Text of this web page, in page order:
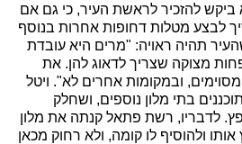
ביקש להזכיר לראשת העיר, כי גם אם
לבצע מטלות דחופות אחרות בנוסף
תהיה ראויה: "מרים היא עובדת
מצוקה שצריך לדאוג להן. את
ובמקומות אחרים לא". ויטל
בתי מלון נוספים, ושחלק
לדבריו, רשת פתאל קנתה את מלון
ולהוסיף לו קומה, ולא רחוק מכאן